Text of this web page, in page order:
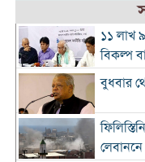
১১ লাখ
বিকল্প
বুধবার